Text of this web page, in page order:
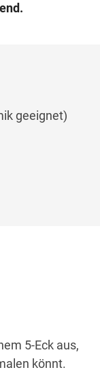
geeignet)
5-Eck aus,
könnt.